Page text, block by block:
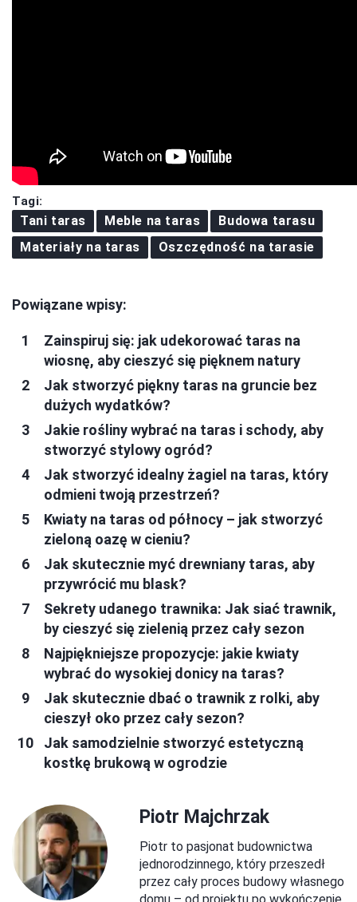
Tagi:
Tani taras Meble na taras
Budowa tarasu
Materiały na taras
Oszczędność na tarasie
Powiązane wpisy:
Zainspiruj się: jak udekorować taras na
wiosnę, aby cieszyć się pięknem natury
Jak stworzyć piękny taras na gruncie bez
dużych wydatków?
Jakie rośliny wybrać na taras i schody, aby
stworzyć stylowy ogród?
Jak stworzyć idealny żagiel na taras, który
odmieni twoją przestrzeń?
Kwiaty na taras od północy – jak stworzyć
zieloną oazę w cieniu?
Jak skutecznie myć drewniany taras, aby
przywrócić mu blask?
Sekrety udanego trawnika: Jak siać trawnik,
by cieszyć się zielenią przez cały sezon
Najpiękniejsze propozycje: jakie kwiaty
wybrać do wysokiej donicy na taras?
Jak skutecznie dbać o trawnik z rolki, aby
cieszył oko przez cały sezon?
Jak samodzielnie stworzyć estetyczną
kostkę brukową w ogrodzie
Piotr Majchrzak
Piotr to pasjonat budownictwa
jednorodzinnego, który przeszedł
przez cały proces budowy własnego
domu – od projektu po wykończenie.